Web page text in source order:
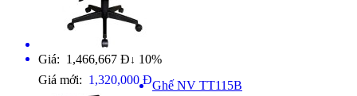
Giá: 1,466,667 Đ ↓ 10%
Giá mới: 1,320,000 ĐGhế NV TT115B